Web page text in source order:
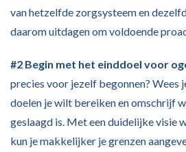
van hetzelfde zorgsysteem en
daarom uitdagen om voldoende
#2 Begin met het einddoel voor
precies voor jezelf begonnen? Wees
doelen je wilt bereiken en omschrijf
geslaagd is. Met een duidelijke visie
kun je makkelijker je grenzen